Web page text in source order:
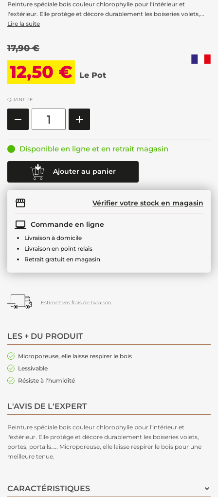
Peinture spéciale bois couleur chlorophylle pour l'intérieur et
l'extérieur. Elle protège et décore durablement les boiseries volets,...
Lire la suite
17,90 €
12,50 € Le Pot
QUANTITÉ
Disponible en ligne et en retrait magasin
Ajouter au panier
Vérifier votre stock en magasin
Commande en ligne
Livraison à domicile
Livraison en point relais
Retrait gratuit en magasin
Estimez vos frais de livraison.
LES + DU PRODUIT
Microporeuse, elle laisse respirer le bois
Lessivable
Résiste à l'humidité
L'AVIS DE L'EXPERT
Peinture spéciale bois couleur chlorophylle pour l'intérieur et
l'extérieur. Elle protège et décore durablement les boiseries volets,
portes, portails….. Microporeuse, elle laisse respirer le bois pour une
meilleure tenue.
CARACTÉRISTIQUES